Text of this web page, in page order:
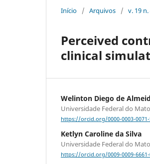
Início / Arquivos / v. 19
Perceived
clinical
Welinton Diego de
Universidade Federal do
https://orcid.org/0000-0003-0071-
Ketlyn Caroline da Silva
Universidade Federal do
https://orcid.org/0009-0009-6661-